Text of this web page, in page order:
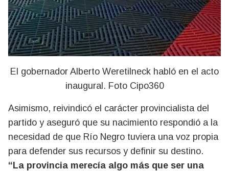
El gobernador Alberto Weretilneck habló en el acto
inaugural. Foto Cipo360
Asimismo, reivindicó el carácter provincialista del
partido y aseguró que su nacimiento respondió a la
necesidad de que Río Negro tuviera una voz propia
para defender sus recursos y definir su destino.
“La provincia merecía algo más que ser una